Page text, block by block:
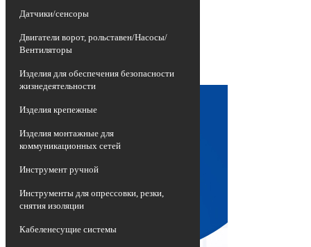
Датчики/сенсоры
Двигатели ворот, рольставен/Насосы/
Вентиляторы
Изделия для обеспечения безопасности
жизнедеятельности
Изделия крепежные
Изделия монтажные для
коммуникационных сетей
Инструмент ручной
Инструменты для опрессовки, резки,
снятия изоляции
Кабеленесущие системы
электропередач, представляющих собой
опасности, на более эффективные и
долговечные приспособления -
СИП.